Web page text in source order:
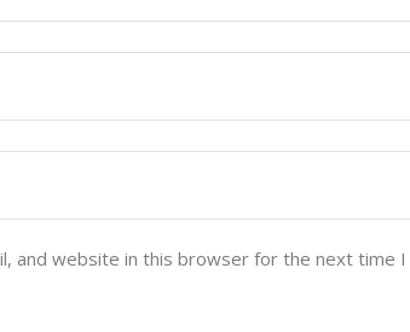
and website in this browser for the next time I